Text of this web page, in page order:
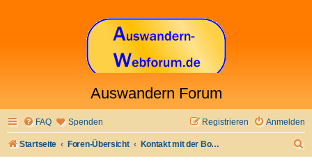
Auswandern Forum
FAQ Spenden Anmelden
Registrieren
Startseite Foren-Übersicht Kontakt mit der Board-Administration aufnehmen